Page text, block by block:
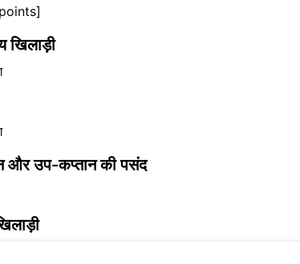
और उप-कप्तान की पसंद